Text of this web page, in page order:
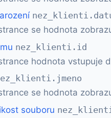
se hodnota
nez_klienti.id
hodnota vstupuje
se hodnota
souboru